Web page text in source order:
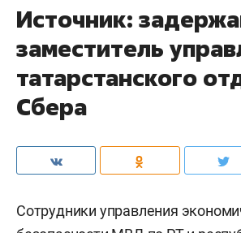
Источник:
заместитель
татарстанского
Сбера
Сотрудники управления